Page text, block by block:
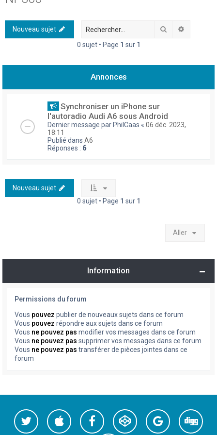
h
r
Nouveau sujet Rechercher
0 sujet • Page 1 sur 1
Annonces
Synchroniser un iPhone sur
l'autoradio Audi A6 sous Android
Dernier message par PhilCaas « 06 déc. 2023,
18:11
Publié dans A6
Réponses : 6
Nouveau sujet
0 sujet • Page 1 sur 1
Aller
Information
Permissions du forum
Vous pouvez publier de nouveaux sujets dans ce forum
Vous pouvez répondre aux sujets dans ce forum
Vous ne pouvez pas modifier vos messages dans ce forum
Vous ne pouvez pas supprimer vos messages dans ce forum
Vous ne pouvez pas transférer de pièces jointes dans ce
forum